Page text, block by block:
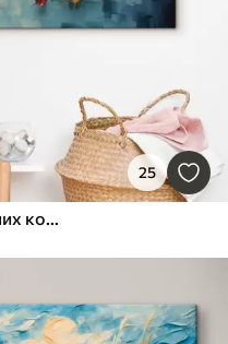
25
Яскравий масив метеликів різних кольорів, що імітує олійний живопис